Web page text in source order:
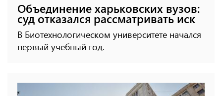
Объединение харьковских вузов:
суд отказался рассматривать иск
В Биотехнологическом университете начался
первый учебный год.